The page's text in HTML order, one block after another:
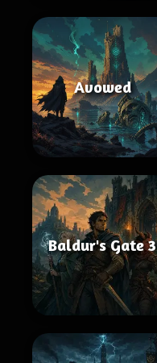
Avowed
Baldur's Gate 3